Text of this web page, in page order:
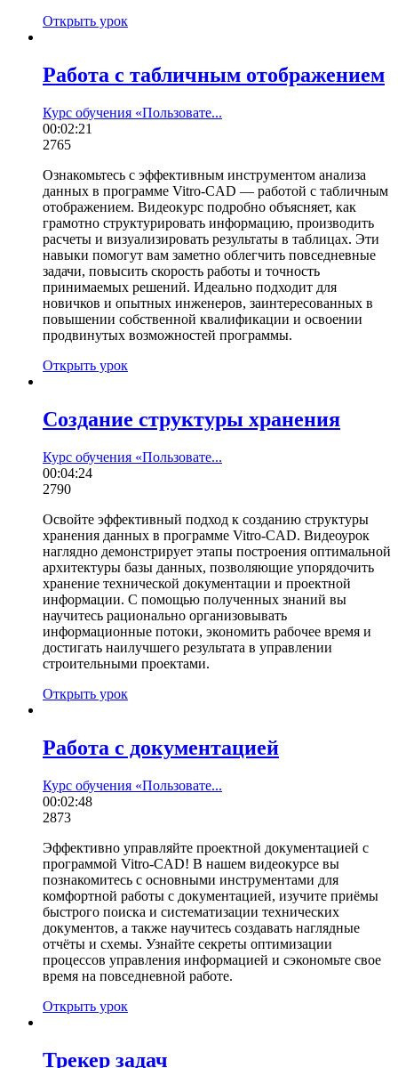
Открыть урок
Работа с табличным отображением
Курс обучения «Пользовате...
00:02:21
2765
Ознакомьтесь с эффективным инструментом анализа
данных в программе Vitro-CAD — работой с табличным
отображением. Видеокурс подробно объясняет, как
грамотно структурировать информацию, производить
расчеты и визуализировать результаты в таблицах. Эти
навыки помогут вам заметно облегчить повседневные
задачи, повысить скорость работы и точность
принимаемых решений. Идеально подходит для
новичков и опытных инженеров, заинтересованных в
повышении собственной квалификации и освоении
продвинутых возможностей программы.
Открыть урок
Создание структуры хранения
Курс обучения «Пользовате...
00:04:24
2790
Освойте эффективный подход к созданию структуры
хранения данных в программе Vitro-CAD. Видеоурок
наглядно демонстрирует этапы построения оптимальной
архитектуры базы данных, позволяющие упорядочить
хранение технической документации и проектной
информации. С помощью полученных знаний вы
научитесь рационально организовывать
информационные потоки, экономить рабочее время и
достигать наилучшего результата в управлении
строительными проектами.
Открыть урок
Работа с документацией
Курс обучения «Пользовате...
00:02:48
2873
Эффективно управляйте проектной документацией с
программой Vitro-CAD! В нашем видеокурсе вы
познакомитесь с основными инструментами для
комфортной работы с документацией, изучите приёмы
быстрого поиска и систематизации технических
документов, а также научитесь создавать наглядные
отчёты и схемы. Узнайте секреты оптимизации
процессов управления информацией и сэкономьте свое
время на повседневной работе.
Открыть урок
Трекер задач